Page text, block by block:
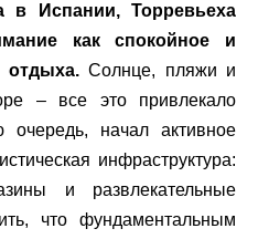
в Испании, Торревьеха
как спокойное и
отдыха. Солнце, пляжи и
– все это привлекало
начал активное
инфраструктура:
и развлекательные
что фундаментальным